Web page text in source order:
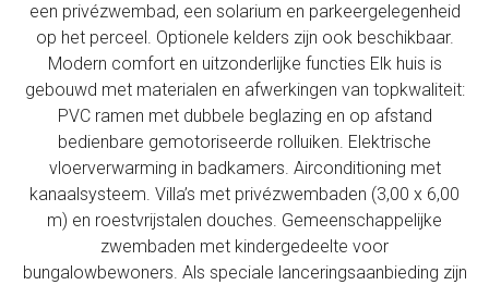
een privézwembad, een solarium en parkeergelegenheid
op het perceel. Optionele kelders zijn ook beschikbaar.
Modern comfort en uitzonderlijke functies Elk huis is
gebouwd met materialen en afwerkingen van topkwaliteit:
PVC ramen met dubbele beglazing en op afstand
bedienbare gemotoriseerde rolluiken. Elektrische
vloerverwarming in badkamers. Airconditioning met
kanaalsysteem. Villa’s met privézwembaden (3,00 x 6,00
m) en roestvrijstalen douches. Gemeenschappelijke
zwembaden met kindergedeelte voor
bungalowbewoners. Als speciale lanceringsaanbieding zijn